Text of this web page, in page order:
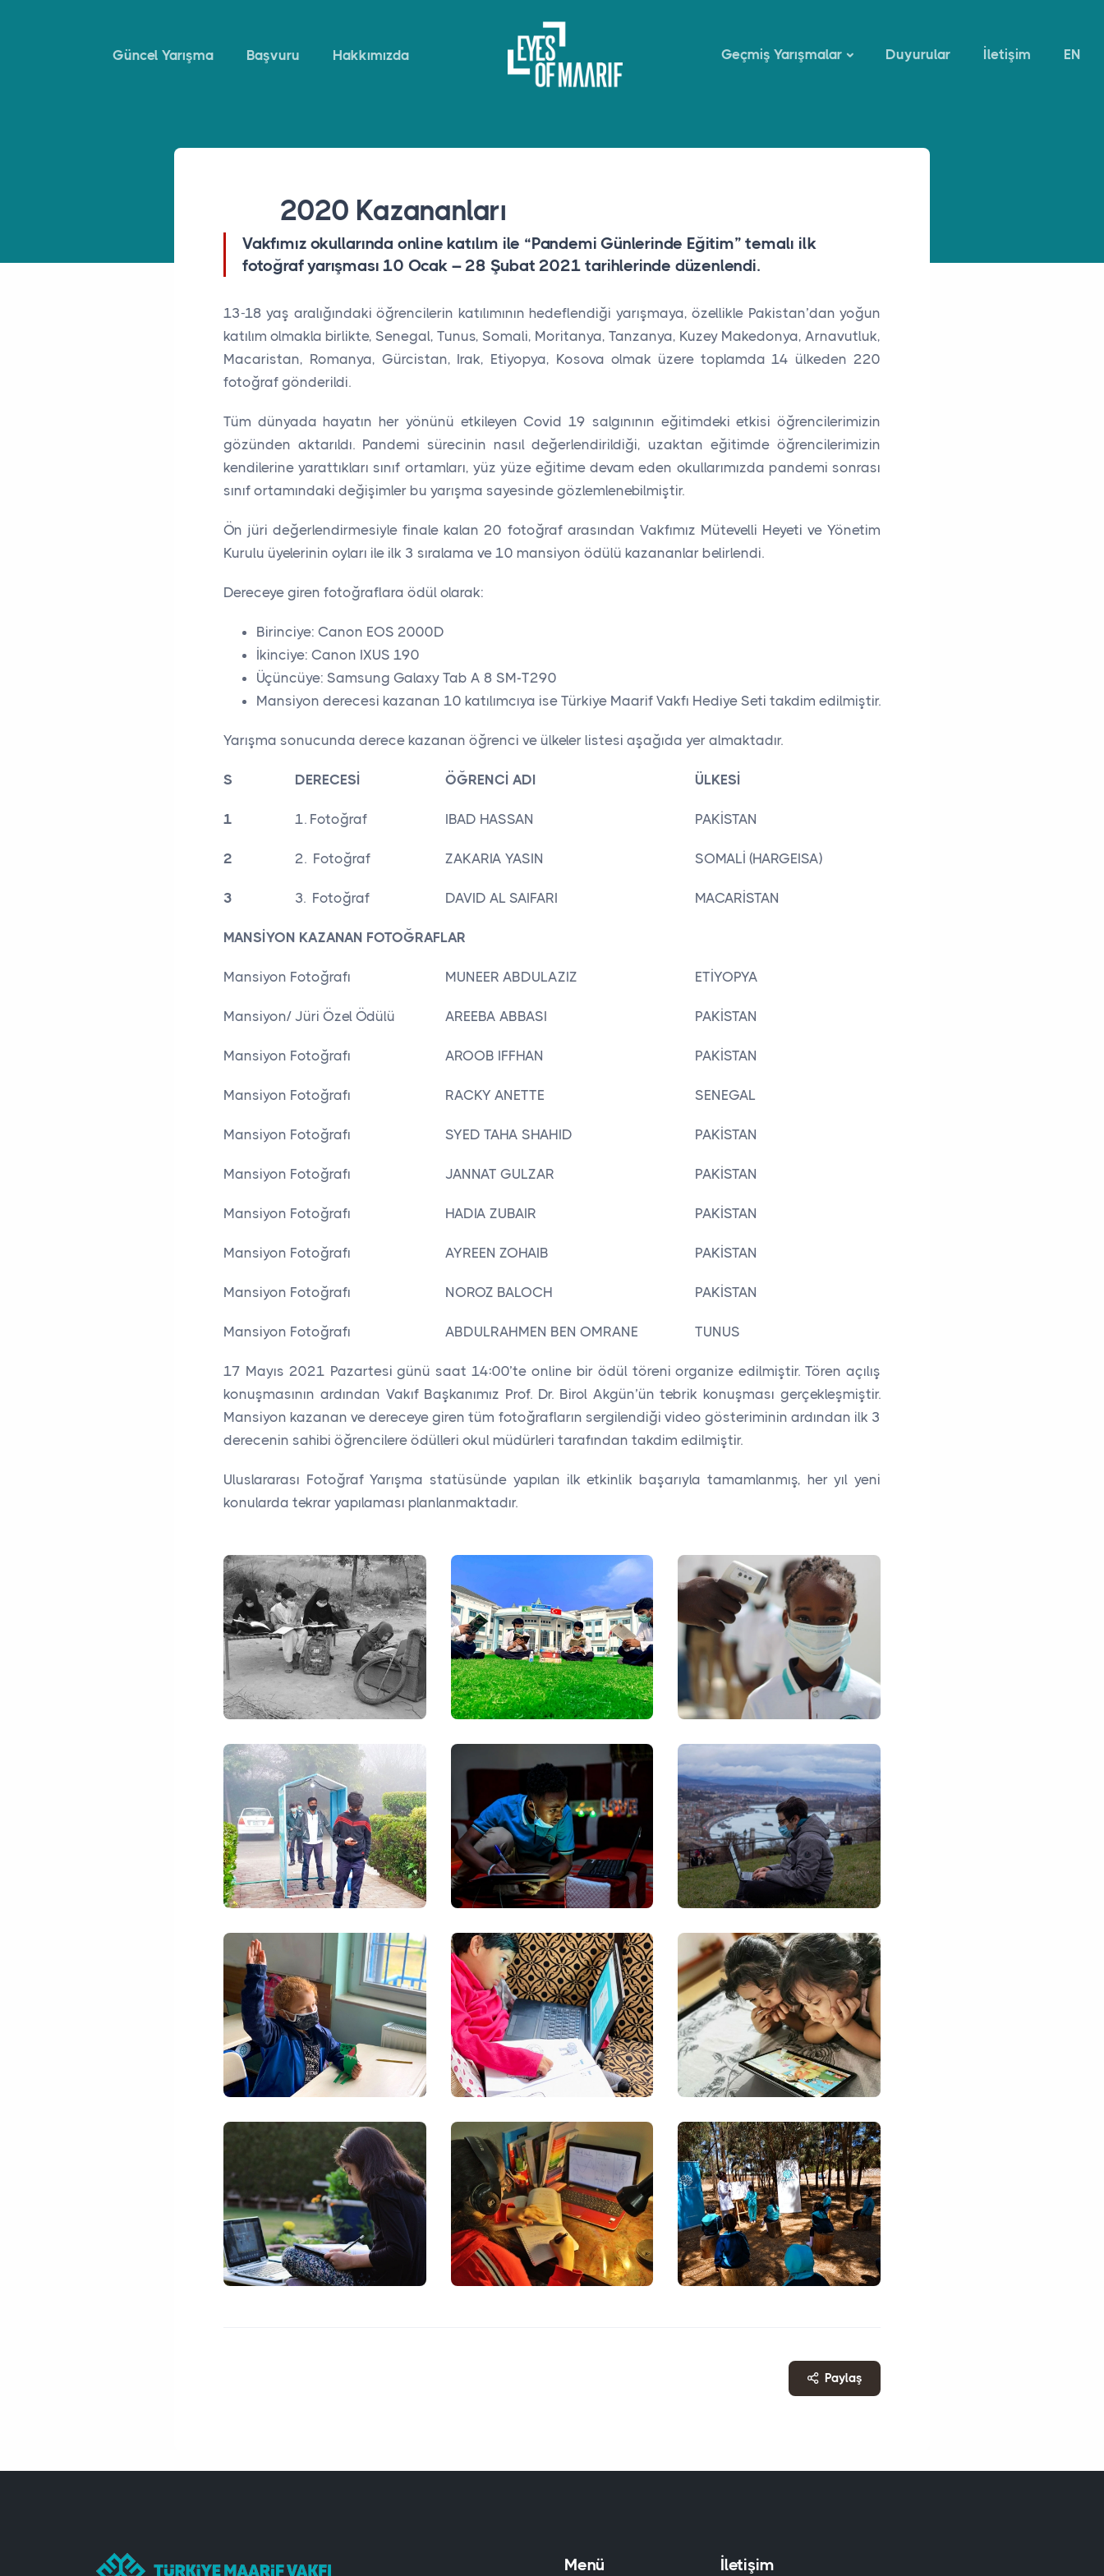
Güncel Yarışma Başvuru Hakkımızda Geçmiş Yarışmalar Duyurular İletişim EN
2020 Kazananları
Vakfımız okullarında online katılım ile “Pandemi Günlerinde Eğitim” temalı ilk
fotoğraf yarışması 10 Ocak – 28 Şubat 2021 tarihlerinde düzenlendi.
13-18 yaş aralığındaki öğrencilerin katılımının hedeflendiği yarışmaya, özellikle Pakistan’dan yoğun
katılım olmakla birlikte, Senegal, Tunus, Somali, Moritanya, Tanzanya, Kuzey Makedonya, Arnavutluk,
Macaristan, Romanya, Gürcistan, Irak, Etiyopya, Kosova olmak üzere toplamda 14 ülkeden 220
fotoğraf gönderildi.
Tüm dünyada hayatın her yönünü etkileyen Covid 19 salgınının eğitimdeki etkisi öğrencilerimizin
gözünden aktarıldı. Pandemi sürecinin nasıl değerlendirildiği, uzaktan eğitimde öğrencilerimizin
kendilerine yarattıkları sınıf ortamları, yüz yüze eğitime devam eden okullarımızda pandemi sonrası
sınıf ortamındaki değişimler bu yarışma sayesinde gözlemlenebilmiştir.
Ön jüri değerlendirmesiyle finale kalan 20 fotoğraf arasından Vakfımız Mütevelli Heyeti ve Yönetim
Kurulu üyelerinin oyları ile ilk 3 sıralama ve 10 mansiyon ödülü kazananlar belirlendi.
Dereceye giren fotoğraflara ödül olarak:
Birinciye: Canon EOS 2000D
İkinciye: Canon IXUS 190
Üçüncüye: Samsung Galaxy Tab A 8 SM-T290
Mansiyon derecesi kazanan 10 katılımcıya ise Türkiye Maarif Vakfı Hediye Seti takdim edilmiştir.
Yarışma sonucunda derece kazanan öğrenci ve ülkeler listesi aşağıda yer almaktadır.
S DERECESİ ÖĞRENCİ ADI ÜLKESİ
1 1. Fotoğraf IBAD HASSAN PAKİSTAN
2 2. Fotoğraf ZAKARIA YASIN SOMALİ (HARGEISA)
3 3. Fotoğraf DAVID AL SAIFARI MACARİSTAN
MANSİYON KAZANAN FOTOĞRAFLAR
Mansiyon Fotoğrafı MUNEER ABDULAZIZ ETİYOPYA
Mansiyon/ Jüri Özel Ödülü AREEBA ABBASI PAKİSTAN
Mansiyon Fotoğrafı AROOB IFFHAN PAKİSTAN
Mansiyon Fotoğrafı RACKY ANETTE SENEGAL
Mansiyon Fotoğrafı SYED TAHA SHAHID PAKİSTAN
Mansiyon Fotoğrafı JANNAT GULZAR PAKİSTAN
Mansiyon Fotoğrafı HADIA ZUBAIR PAKİSTAN
Mansiyon Fotoğrafı AYREEN ZOHAIB PAKİSTAN
Mansiyon Fotoğrafı NOROZ BALOCH PAKİSTAN
Mansiyon Fotoğrafı ABDULRAHMEN BEN OMRANE TUNUS
17 Mayıs 2021 Pazartesi günü saat 14:00’te online bir ödül töreni organize edilmiştir. Tören açılış
konuşmasının ardından Vakıf Başkanımız Prof. Dr. Birol Akgün’ün tebrik konuşması gerçekleşmiştir.
Mansiyon kazanan ve dereceye giren tüm fotoğrafların sergilendiği video gösteriminin ardından ilk 3
derecenin sahibi öğrencilere ödülleri okul müdürleri tarafından takdim edilmiştir.
Uluslararası Fotoğraf Yarışma statüsünde yapılan ilk etkinlik başarıyla tamamlanmış, her yıl yeni
konularda tekrar yapılaması planlanmaktadır.
Paylaş
Menü İletişim